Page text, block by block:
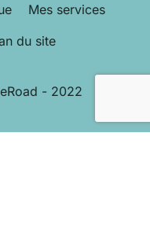
Mes services
du site
- 2022